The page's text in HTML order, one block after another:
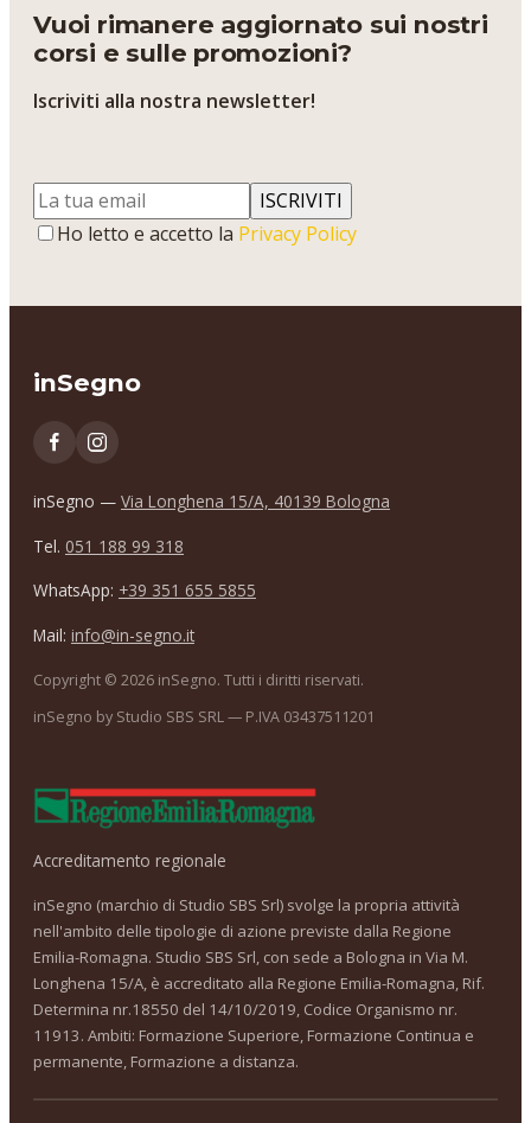
Vuoi rimanere aggiornato sui nostri
corsi e sulle promozioni?
Iscriviti alla nostra newsletter!
ISCRIVITI
Ho letto e accetto la Privacy Policy
inSegno
inSegno — Via Longhena 15/A, 40139 Bologna
Tel. 051 188 99 318
WhatsApp: +39 351 655 5855
Mail: info@in-segno.it
Copyright © 2026 inSegno. Tutti i diritti riservati.
inSegno by Studio SBS SRL — P.IVA 03437511201
Accreditamento regionale
inSegno (marchio di Studio SBS Srl) svolge la propria attività
nell'ambito delle tipologie di azione previste dalla Regione
Emilia-Romagna. Studio SBS Srl, con sede a Bologna in Via M.
Longhena 15/A, è accreditato alla Regione Emilia-Romagna, Rif.
Determina nr.18550 del 14/10/2019, Codice Organismo nr.
11913. Ambiti: Formazione Superiore, Formazione Continua e
permanente, Formazione a distanza.